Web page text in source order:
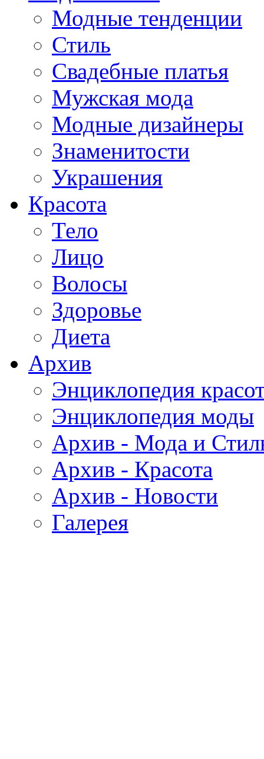
Модные тенденции
Стиль
Свадебные платья
Мужская мода
Модные дизайнеры
Знаменитости
Украшения
Красота
Тело
Лицо
Волосы
Здоровье
Диета
Архив
Энциклопедия
Энциклопедия моды
Архив - Мода и
Архив - Красота
Архив - Новости
Галерея